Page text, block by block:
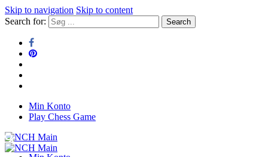
Skip to navigation Skip to content
Search for:
NCH Main
Min Konto
Play Chess Game